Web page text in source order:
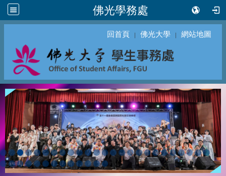
佛光學務處
回首頁 ｜ 佛光大學 ｜ 網站地圖